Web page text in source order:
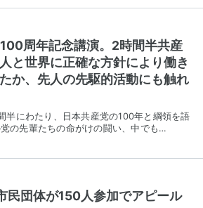
周年記念講演。2時間半共産
と世界に正確な方針により働き
か、先人の先駆的活動にも触れ
半にわたり、日本共産党の100年と綱領を語
の先輩たちの命がけの闘い、中でも…
民団体が150人参加でアピール